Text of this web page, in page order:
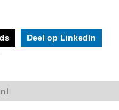
Deel op LinkedIn